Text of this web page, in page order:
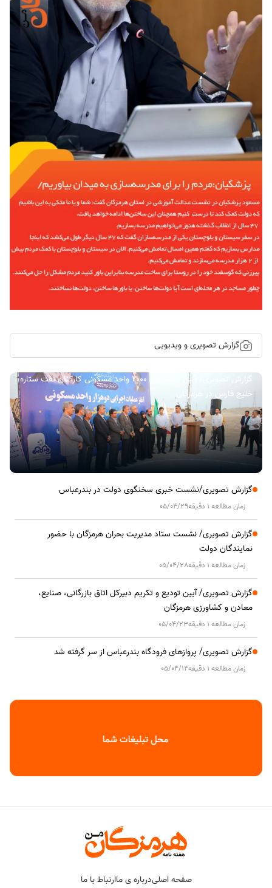
گزارش تصویری و ویدیویی
گزارش تصویری/ آیین کلنگ زنی ۲۰۰۰ واحد مسکونی کارکنان نفت ستاره
خلیج فارس در هرمزگان
گزارش تصویری/نشست خبری سخنگوی دولت در بندرعباس
زمان مطالعه 1 دقیقه 05/04/29
گزارش تصویری/ نشست ستاد مدیریت بحران هرمزگان با حضور
نمایندگان دولت
زمان مطالعه 1 دقیقه 05/04/28
گزارش تصویری/ آیین تودیع و تکریم دبیرکل اتاق بازرگانی، صنایع،
معادن و کشاورزی هرمزگان
زمان مطالعه 1 دقیقه 05/04/23
گزارش تصویری/ پروازهای فرودگاه بندرعباس از سر گرفته شد
زمان مطالعه 1 دقیقه 05/04/14
صفحه اصلیدرباره ی ماارتباط با ما